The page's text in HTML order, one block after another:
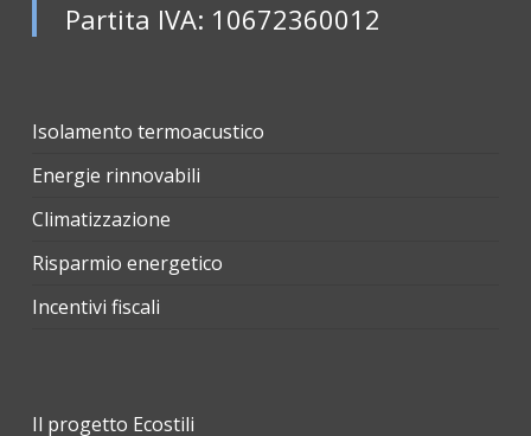
Partita IVA: 10672360012
Isolamento termoacustico
Energie rinnovabili
Climatizzazione
Risparmio energetico
Incentivi fiscali
Il progetto Ecostili